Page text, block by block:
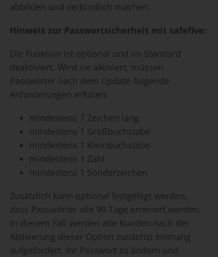
abbilden und verbindlich machen.
Hinweis zur Passwortsicherheit mit safefive:
Die Funktion ist optional und im Standard
deaktiviert. Wird sie aktiviert, müssen
Passwörter nach dem Update folgende
Anforderungen erfüllen:
mindestens 7 Zeichen lang
mindestens 1 Großbuchstabe
mindestens 1 Kleinbuchstabe
mindestens 1 Zahl
mindestens 1 Sonderzeichen
Zusätzlich kann optional festgelegt werden,
dass Passwörter alle 90 Tage erneuert werden.
In diesem Fall werden alle Kunden nach der
Aktivierung dieser Option zunächst einmalig
aufgefordert, ihr Passwort zu ändern und